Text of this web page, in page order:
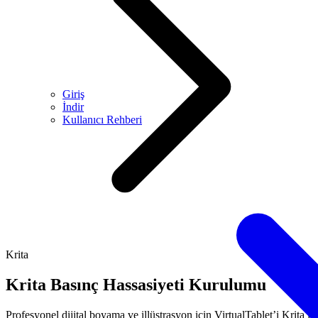
Giriş
İndir
Kullanıcı Rehberi
Krita
Krita Basınç Hassasiyeti Kurulumu
Profesyonel dijital boyama ve illüstrasyon için VirtualTablet’i Krita ile